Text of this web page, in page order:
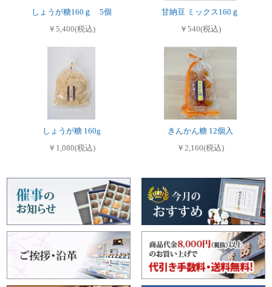
しょうが糖160ｇ 5個
￥5,400(税込)
甘納豆 ミックス160ｇ
￥540(税込)
しょうが糖 160g
￥1,080(税込)
きんかん糖 12個入
￥2,160(税込)